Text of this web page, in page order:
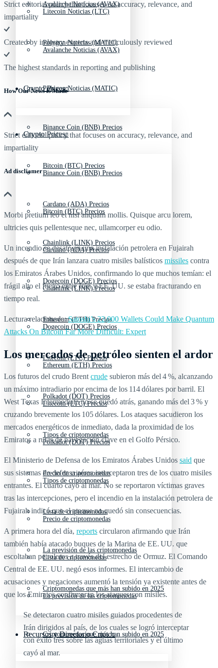
Avalanche Noticias (AVAX)
Polygon Noticias (MATIC)
Crypto Prices
Binance Coin (BNB) Precios
Bitcoin (BTC) Precios
Cardano (ADA) Precios
Chainlink (LINK) Precios
Dogecoin (DOGE) Precios
Ethereum (ETH) Precios
Litecoin (LTC) Precios
Polkadot (DOT) Precios
Tipos de criptomonedas
Precio de criptomonedas
Lista de criptomonedas
La previsión de las criptomonedas
Criptomonedas que más han subido en 2025
Recursos y Directorio Cripto
Litecoin Noticias (LTC)
Avalanche Noticias (AVAX)
Polygon Noticias (MATIC)
Crypto Prices
Binance Coin (BNB) Precios
Bitcoin (BTC) Precios
Cardano (ADA) Precios
Chainlink (LINK) Precios
Dogecoin (DOGE) Precios
Ethereum (ETH) Precios
Litecoin (LTC) Precios
Polkadot (DOT) Precios
Tipos de criptomonedas
Precio de criptomonedas
Lista de criptomonedas
La previsión de las criptomonedas
Criptomonedas que más han subido en 2025
Strict editorial policy that focuses on accuracy, relevance, and
impartiality
Created by industry experts and meticulously reviewed
The highest standards in reporting and publishing
How Our News is Made
Strict editorial policy that focuses on accuracy, relevance, and
impartiality
Ad discliamer
Morbi pretium leo et nisl aliquam mollis. Quisque arcu lorem,
ultricies quis pellentesque nec, ullamcorper eu odio.
Un incendio se desató en una instalación petrolera en Fujairah
después de que Irán lanzara cuatro misiles balísticos missiles contra
los Emiratos Árabes Unidos, confirmando lo que muchos temían: el
frágil alto el fuego entre Irán y EE. UU. se estaba fracturando en
tiempo real.
Lectura relacionada:Satoshi’s 22,000 Wallets Could Make Quantum
Attacks On Bitcoin Far More Difficult: Expert
Los mercados de petróleo sienten el ardor
Los futuros del crudo Brent crude subieron más del 4 %, alcanzando
un máximo intradiario por encima de los 114 dólares por barril. El
West Texas Intermediate no se quedó atrás, ganando más del 3 % y
cruzando brevemente los 105 dólares. Los ataques sacudieron los
mercados energéticos de inmediato, dada la proximidad de los
Emiratos a rutas de navegación clave en el Golfo Pérsico.
El Ministerio de Defensa de los Emiratos Árabes Unidos said que
sus sistemas de defensa aérea interceptaron tres de los cuatro misiles
entrantes. El cuarto cayó al mar. No se reportaron víctimas graves
tras las intercepciones, pero el incendio en la instalación petrolera de
Fujairah indicó que el ataque no quedó sin consecuencias.
A primera hora del día, reports circularon afirmando que Irán
también había atacado buques de la Marina de EE. UU. que
escoltaban petroleros a través del estrecho de Ormuz. El Comando
Central de EE. UU. negó esos informes. El intercambio de
acusaciones y negaciones aumentó la tensión ya existente antes de
que los Emiratos confirmaran los ataques con misiles.
Se detectaron cuatro misiles guiados procedentes de
Irán dirigidos al país, de los cuales se logró interceptar
con éxito tres sobre las aguas territoriales y el último
cayó al mar.